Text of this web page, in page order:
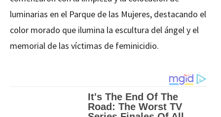
luminarias en el Parque de las Mujeres, destacando el
color morado que ilumina la escultura del ángel y el
memorial de las víctimas de feminicidio.